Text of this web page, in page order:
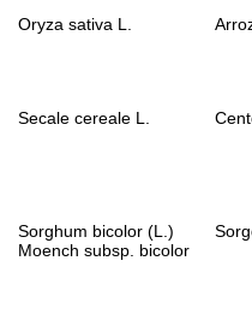
Oryza sativa L.
Secale cereale L.
Sorghum bicolor (L.)
Moench subsp. bicolor